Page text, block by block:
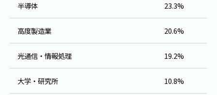
半導体 23.3%
高度製造業 20.6%
光通信・情報処理 19.2%
大学・研究所 10.8%